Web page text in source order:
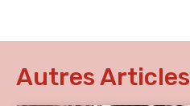
Autres Articles